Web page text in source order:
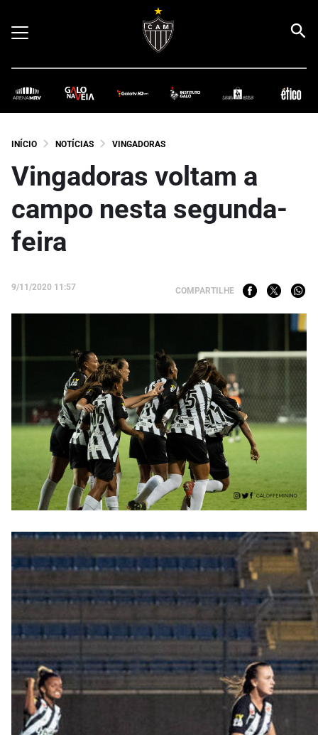
INÍCIO NOTÍCIAS VINGADORAS
Vingadoras voltam a
campo nesta segunda-
feira
9/11/2020 11:57 COMPARTILHE